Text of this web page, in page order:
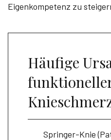
Eigenkompetenz zu
Häufige
Springer-Knie